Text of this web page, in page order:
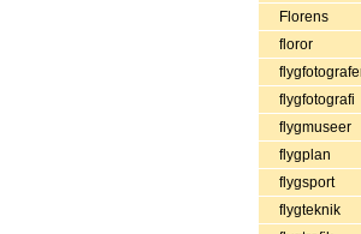
Florens
floror
flygfotografi
flygmuseer
flygplan
flygsport
flygteknik